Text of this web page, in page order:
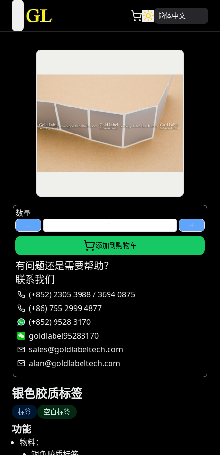
open navigation menu 简体中文
银色胶质标签
标签 空白标签
功能
物料：
数量
-
+
添加到购物车
有问题还是需要帮助？
联系我们
(+852) 2305 3988 / 3694 0875
(+86) 755 2999 4877
(+852) 9528 3170
goldlabel95283170
sales@goldlabeltech.com
alan@goldlabeltech.com